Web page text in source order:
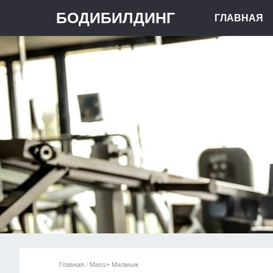
БОДИБИЛДИНГ ГЛАВНАЯ
Главная / Mass+ Малмыж